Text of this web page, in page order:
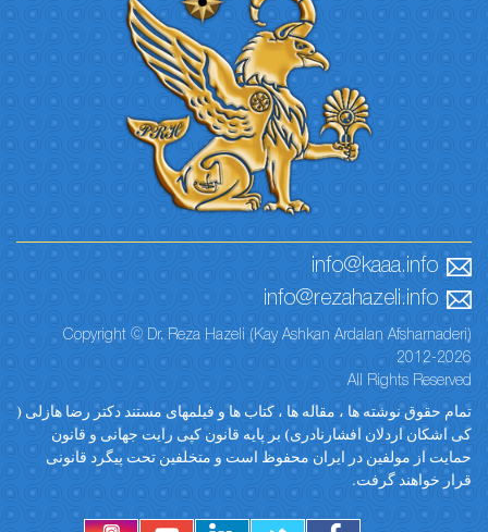
info@kaaa.info
info@rezahazeli.info
Copyright © Dr. Reza Hazeli (Kay Ashkan Ardalan Afsharnaderi)
2012-2026
All Rights Reserved
تمام حقوق نوشته ها ، مقاله ها ، کتاب ها و فیلمهای مستند دکتر رضا هازلی (
کی اشکان اردلان افشارنادری) بر پایه قانون کپی رایت جهانی و قانون
حمایت از مولفین در ایران محفوظ است و متخلفین تحت پیگرد قانونی
قرار خواهند گرفت.